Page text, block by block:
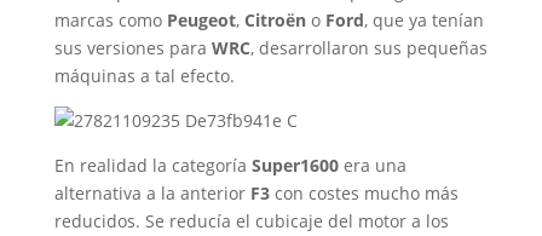
marcas como Peugeot, Citroëno Ford, que ya tenían
sus versiones para WRC, desarrollaron sus pequeñas
máquinas a tal efecto.
En realidad la categoría Super1600era una
alternativa a la anterior F3con costes mucho más
reducidos. Se reducía el cubicaje del motor a los